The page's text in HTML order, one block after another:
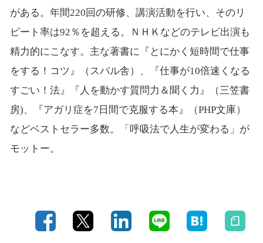
がある。年間220回の研修、講演活動を行い、そのリ
ピート率は92％を超える。ＮＨＫなどのテレビ出演も
精力的にこなす。主な著書に『とにかく短時間で仕事
をする！コツ』（スバル舎）、『仕事が10倍速くなる
すごい！法』『人を動かす質問力＆聞く力』（三笠書
房)、『アガリ症を7日間で克服する本』（PHP文庫）
などベストセラー多数。「呼吸法で人生が変わる」が
モットー。